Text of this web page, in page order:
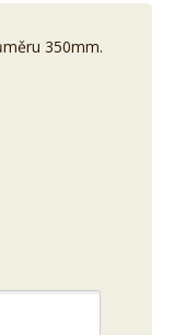
350mm.